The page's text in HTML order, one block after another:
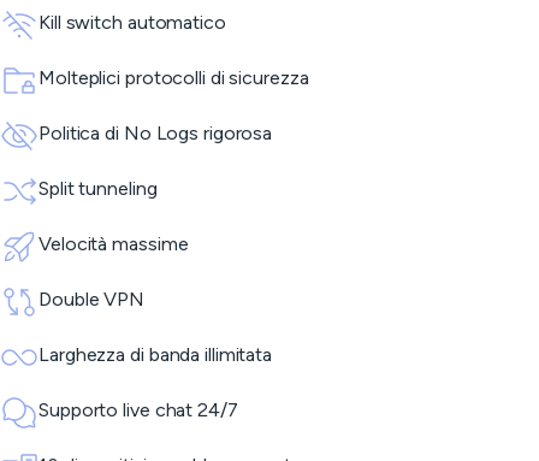
Kill switch automatico
Molteplici protocolli di sicurezza
Politica di No Logs rigorosa
Split tunneling
Velocità massime
Double VPN
Larghezza di banda illimitata
Supporto live chat 24/7